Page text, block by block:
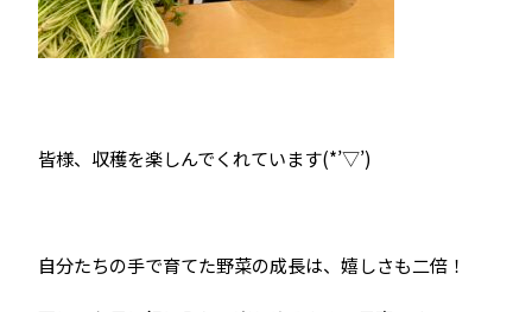
皆様、収穫を楽しんでくれています(*’▽’)
自分たちの手で育てた野菜の成長は、嬉しさも二倍！